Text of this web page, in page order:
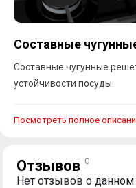
Составные
Составные чугунные
устойчивости посуды.
Посмотреть полное
Отзывов 0
Нет отзывов о данном